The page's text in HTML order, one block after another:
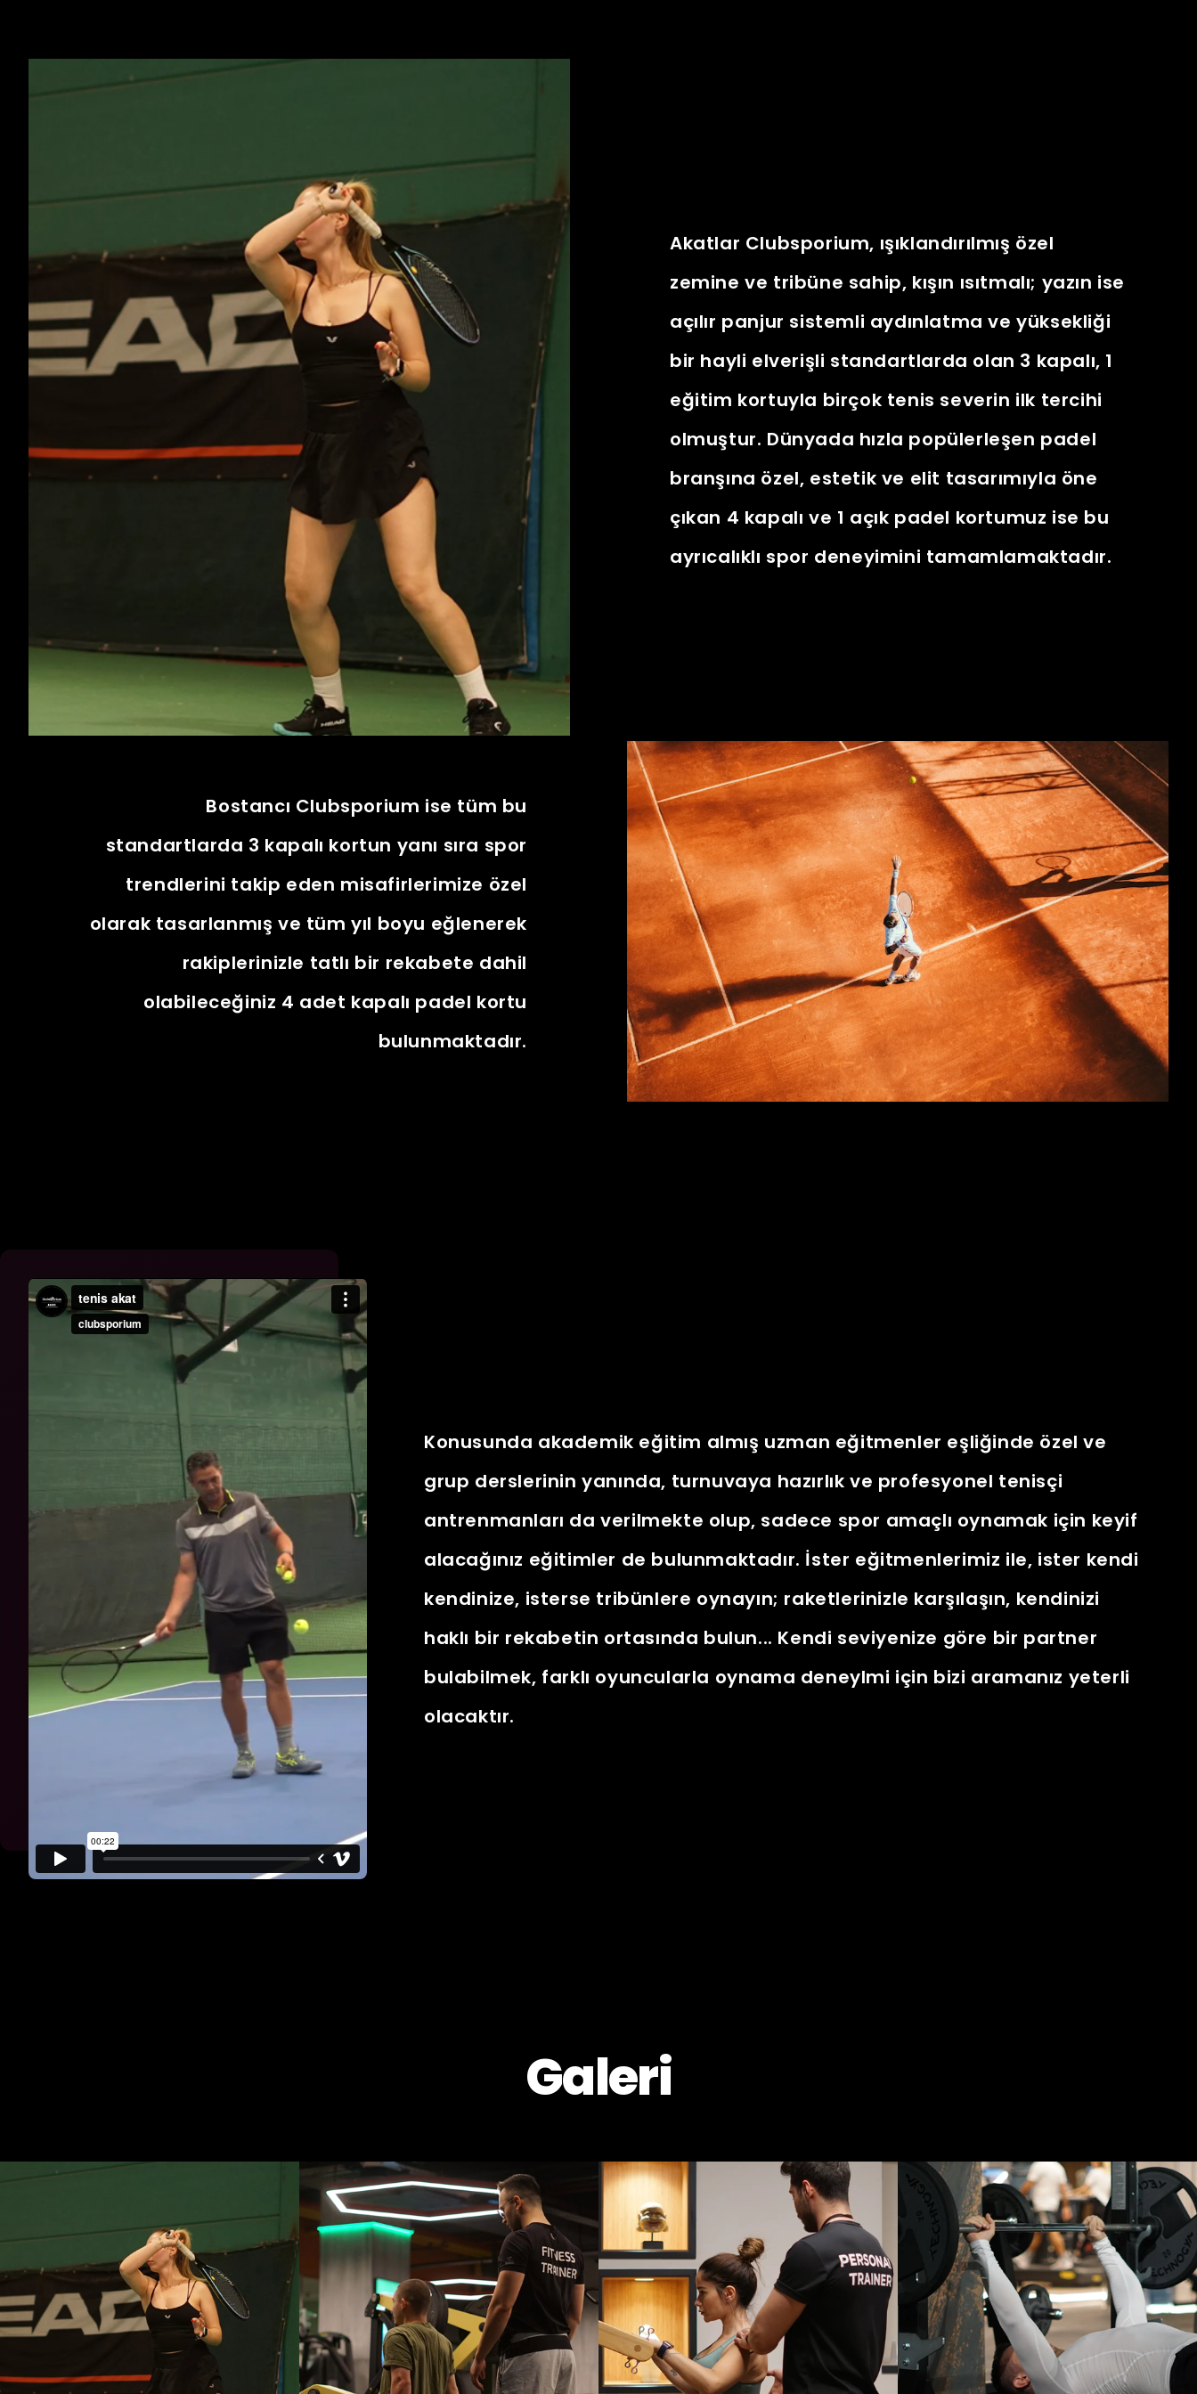
Akatlar Clubsporium, ışıklandırılmış özel
zemine ve tribüne sahip, kışın ısıtmalı; yazın ise
açılır panjur sistemli aydınlatma ve yüksekliği
bir hayli elverişli standartlarda olan 3 kapalı, 1
eğitim kortuyla birçok tenis severin ilk tercihi
olmuştur. Dünyada hızla popülerleşen padel
branşına özel, estetik ve elit tasarımıyla öne
çıkan 4 kapalı ve 1 açık padel kortumuz ise bu
ayrıcalıklı spor deneyimini tamamlamaktadır.
Bostancı Clubsporium ise tüm bu
standartlarda 3 kapalı kortun yanı sıra spor
trendlerini takip eden misafirlerimize özel
olarak tasarlanmış ve tüm yıl boyu eğlenerek
rakiplerinizle tatlı bir rekabete dahil
olabileceğiniz 4 adet kapalı padel kortu
bulunmaktadır.
Konusunda akademik eğitim almış uzman eğitmenler eşliğinde özel ve
grup derslerinin yanında, turnuvaya hazırlık ve profesyonel tenisçi
antrenmanları da verilmekte olup, sadece spor amaçlı oynamak için keyif
alacağınız eğitimler de bulunmaktadır. İster eğitmenlerimiz ile, ister kendi
kendinize, isterse tribünlere oynayın; raketlerinizle karşılaşın, kendinizi
haklı bir rekabetin ortasında bulun... Kendi seviyenize göre bir partner
bulabilmek, farklı oyuncularla oynama deneylmi için bizi aramanız yeterli
olacaktır.
Galeri